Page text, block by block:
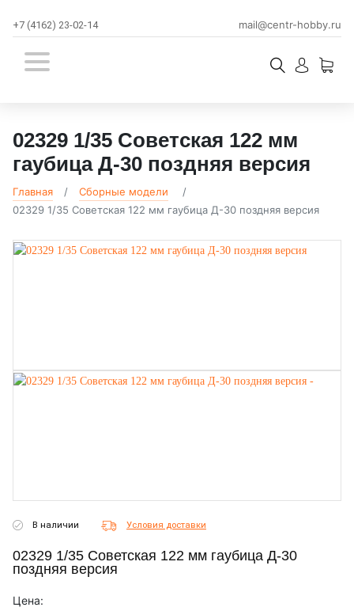
mail@centr-hobby.ru
+7 (4162) 23-02-14
02329 1/35 Советская 122 мм
гаубица Д-30 поздняя версия
Главная
Сборные модели
02329 1/35 Советская 122 мм гаубица Д-30 поздняя версия
В наличии Условия доставки
02329 1/35 Советская 122 мм гаубица Д-30
поздняя версия
Цена: